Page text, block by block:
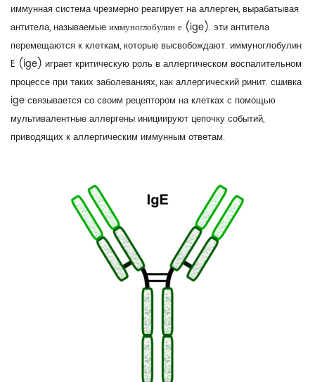
иммунная система чрезмерно реагирует на аллерген, вырабатывая
антитела, называемыеиммуноглобулин е (ige). эти антитела
перемещаются к клеткам, которые высвобождают. иммуноглобулин
E (ige) играет критическую роль в аллергическом воспалительном
процессе при таких заболеваниях, как аллергический ринит. сшивка
ige связывается со своим рецептором на клетках с помощью
мультивалентные аллергены инициируют цепочку событий,
приводящих к аллергическим иммунным ответам.